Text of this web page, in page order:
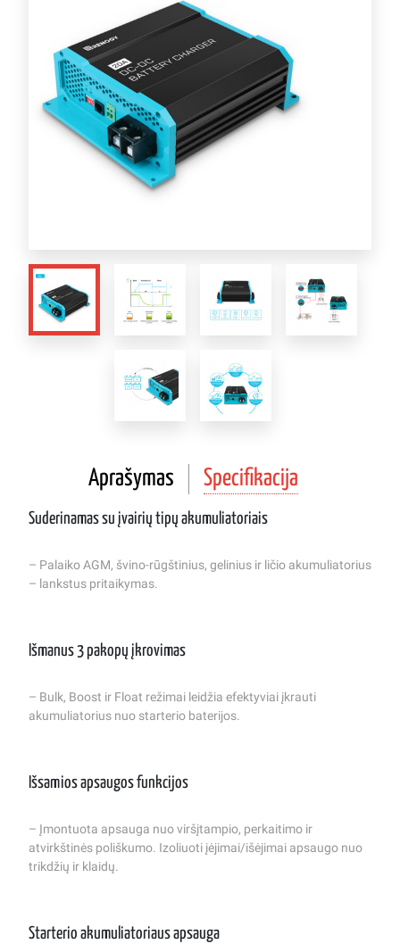
Aprašymas Specifikacija
Suderinamas su įvairių tipų akumuliatoriais
– Palaiko AGM, švino-rūgštinius, gelinius ir ličio akumuliatorius
– lankstus pritaikymas.
Išmanus 3 pakopų įkrovimas
– Bulk, Boost ir Float režimai leidžia efektyviai įkrauti
akumuliatorius nuo starterio baterijos.
Išsamios apsaugos funkcijos
– Įmontuota apsauga nuo viršįtampio, perkaitimo ir
atvirkštinės poliškumo. Izoliuoti įėjimai/išėjimai apsaugo nuo
trikdžių ir klaidų.
Starterio akumuliatoriaus apsauga